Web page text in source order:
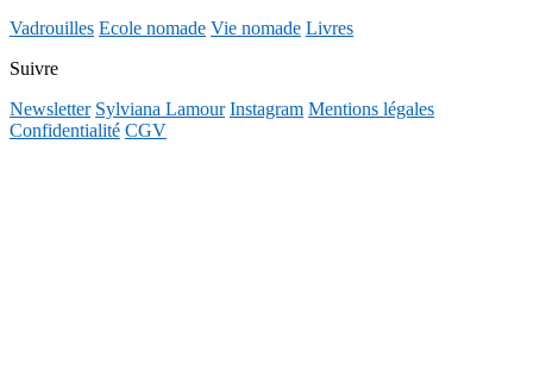
Vadrouilles Ecole nomade Vie nomade Livres
Suivre
Newsletter Sylviana Lamour Instagram Mentions légales
Confidentialité CGV